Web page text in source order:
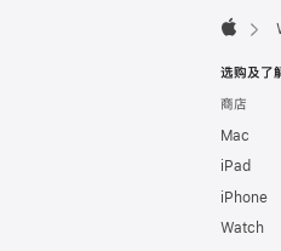
选购及了
商店
Mac
iPad
iPhone
Watch